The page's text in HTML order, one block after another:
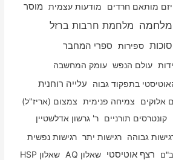
מותאם חרדים מודעות עצמית מוסר
מלחמה מלחמת חרבות ברזל
סוכות ספירות ספרי המחבר
עולם הנפש עומק המחשבה
בתפקוד גבוה עלייה רוחנית
אלוקים צמיחה פנימית צמצום (אריז"ל)
קונטרסים תורניים ר' גרשון אדלשטיין
גבוהה רגישות יתר רגישות נפשית
רצף אוטיסטי שאלון AQ שאלון HSP